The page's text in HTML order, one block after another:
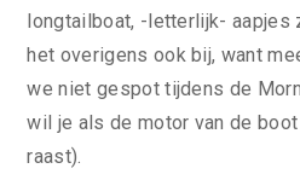
longtailboat, -letterlijk- aapjes
het overigens ook bij, want
we niet gespot tijdens de
wil je als de motor van de boot
raast).